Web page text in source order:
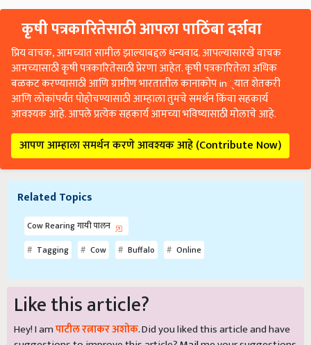
कृषी पत्रकारितेसाठी आपला पाठिंबा दर्शवा
प्रिय वाचक, आमच्यात सामील झाल्याबद्दल धन्यवाद. आपल्यासारखे वाचक
आमच्यासाठी कृषी पत्रकारितेसाठी प्रेरणा आहेत. कृषी पत्रकारितेला अधिक
बळकट करण्यासाठी आणि ग्रामीण भारतातील कानाकोप in्यात शेतकरी
आणि लोकांपर्यंत पोहोचण्यासाठी आम्हाला तुमचे समर्थन किंवा सहकार्य
आवश्यक आहे. आपले प्रत्येक सहकार्य आमच्या भविष्यासाठी मोलाचे आहे.
आपण आम्हाला समर्थन करणे आवश्यक आहे (Contribute Now)
Related Topics
Cow Rearing गायी पालन
Tagging
Cow Buffalo Online
Like this article?
Hey! I amपाटील रत्नाकर अशोक. Did you liked this article and have